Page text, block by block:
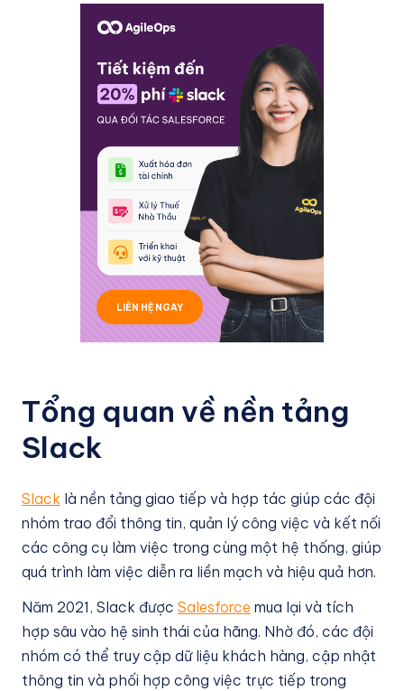
LIÊN HỆ NGAY
Tổng quan về nền tảng
Slack
Slack là nền tảng giao tiếp và hợp tác giúp các đội
nhóm trao đổi thông tin, quản lý công việc và kết nối
các công cụ làm việc trong cùng một hệ thống, giúp
quá trình làm việc diễn ra liền mạch và hiệu quả hơn.
Năm 2021, Slack được Salesforce mua lại và tích
hợp sâu vào hệ sinh thái của hãng. Nhờ đó, các đội
nhóm có thể truy cập dữ liệu khách hàng, cập nhật
thông tin và phối hợp công việc trực tiếp trong